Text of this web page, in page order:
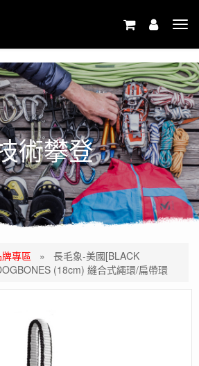
術攀登
牌專區 » 長毛象-美國[BLACK
(18cm) 縫合式繩環/扁帶環